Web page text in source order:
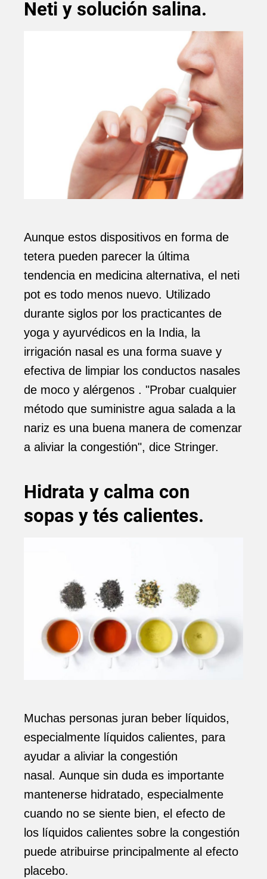
Neti y solución salina.
Aunque estos dispositivos en forma de
tetera pueden parecer la última
tendencia en medicina alternativa, el neti
pot es todo menos nuevo. Utilizado
durante siglos por los practicantes de
yoga y ayurvédicos en la India, la
irrigación nasal es una forma suave y
efectiva de limpiar los conductos nasales
de moco y alérgenos . "Probar cualquier
método que suministre agua salada a la
nariz es una buena manera de comenzar
a aliviar la congestión", dice Stringer.
Hidrata y calma con
sopas y tés calientes.
Muchas personas juran beber líquidos,
especialmente líquidos calientes, para
ayudar a aliviar la congestión
nasal. Aunque sin duda es importante
mantenerse hidratado, especialmente
cuando no se siente bien, el efecto de
los líquidos calientes sobre la congestión
puede atribuirse principalmente al efecto
placebo.